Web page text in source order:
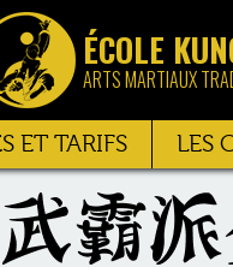
ÉCOLE
ARTS MARTIAUX
ET TARIFS LES